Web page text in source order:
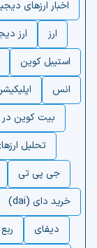
اخبار ارزهای
ارز
ارز
استیبل کوین
انس
بیت کوین در
تحلیل
جی پی تی
خرید دای (dai)
دیفای